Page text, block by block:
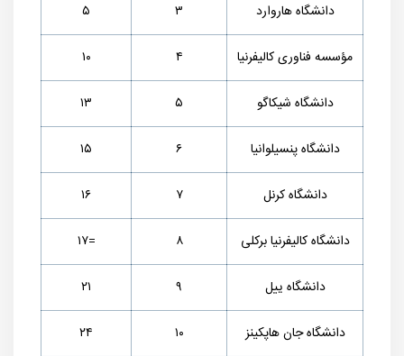
دانشگاه هاروارد ۳ ۵
مؤسسه فناوری کالیفرنیا ۴ ۱۰
دانشگاه شیکاگو ۵ ۱۳
دانشگاه پنسیلوانیا ۶ ۱۵
دانشگاه کرنل ۷ ۱۶
دانشگاه کالیفرنیا برکلی ۸ ۱۷=
دانشگاه ییل ۹ ۲۱
دانشگاه جان هاپکینز ۱۰ ۲۴